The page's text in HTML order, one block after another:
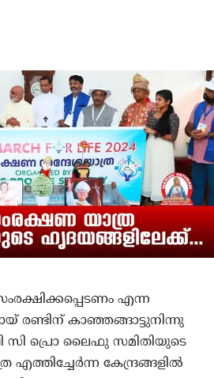
എന്ന
രണ്ടിന് കാഞ്ഞങ്ങാട്ടുനിന്നു
സി പ്രൊ ലൈഫു സമിതിയുടെ
കേന്ദ്രങ്ങളിൽ